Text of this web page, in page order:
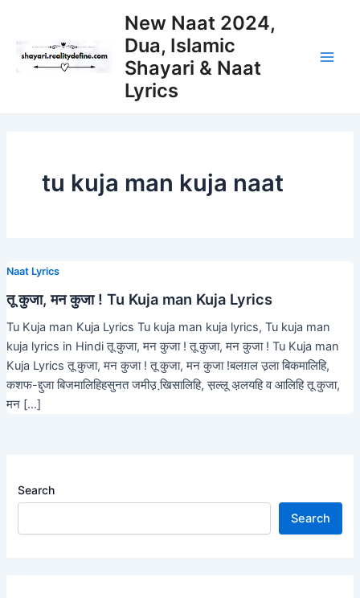
content
New Naat 2024,
Dua, Islamic
Shayari & Naat
Lyrics
tu kuja man kuja naat
Naat Lyrics
तू कुजा, मन कुजा ! Tu Kuja man Kuja Lyrics
Tu Kuja man Kuja Lyrics Tu kuja man kuja lyrics, Tu kuja man
kuja lyrics in Hindi तू कुजा, मन कुजा ! तू कुजा, मन कुजा ! Tu Kuja man
Kuja Lyrics तू कुजा, मन कुजा ! तू कुजा, मन कुजा !बलग़ल उ़ला बिकमालिहि,
कशफ-द्दुजा बिजमालिहिहसुनत जमीउ़ खि़सालिहि, स़ल्लू अ़लयहि व आलिहि तू कुजा,
मन […]
Search
Search